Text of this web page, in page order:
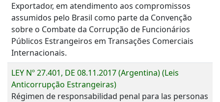
Exportador, em atendimento aos compromissos
assumidos pelo Brasil como parte da Convenção
sobre o Combate da Corrupção de Funcionários
Públicos Estrangeiros em Transações Comerciais
Internacionais.
LEY Nº 27.401, DE 08.11.2017 (Argentina) (Leis
Anticorrupção Estrangeiras)
Régimen de responsabilidad penal para las personas